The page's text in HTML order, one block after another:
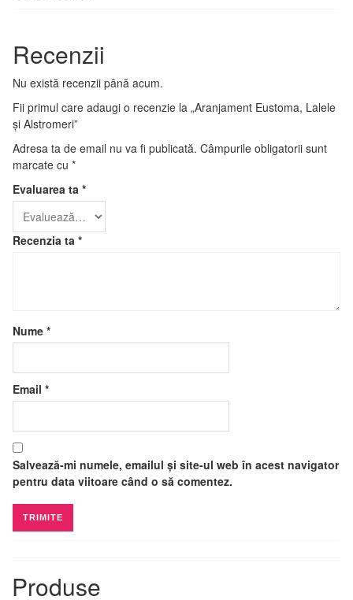
Recenzii
Nu există recenzii până acum.
Fii primul care adaugi o recenzie la „Aranjament Eustoma, Lalele
și Alstromeri”
Adresa ta de email nu va fi publicată. Câmpurile obligatorii sunt
marcate cu *
Evaluarea ta *
Recenzia ta *
Nume *
Email *
Salvează-mi numele, emailul și site-ul web în acest navigator
pentru data viitoare când o să comentez.
Produse